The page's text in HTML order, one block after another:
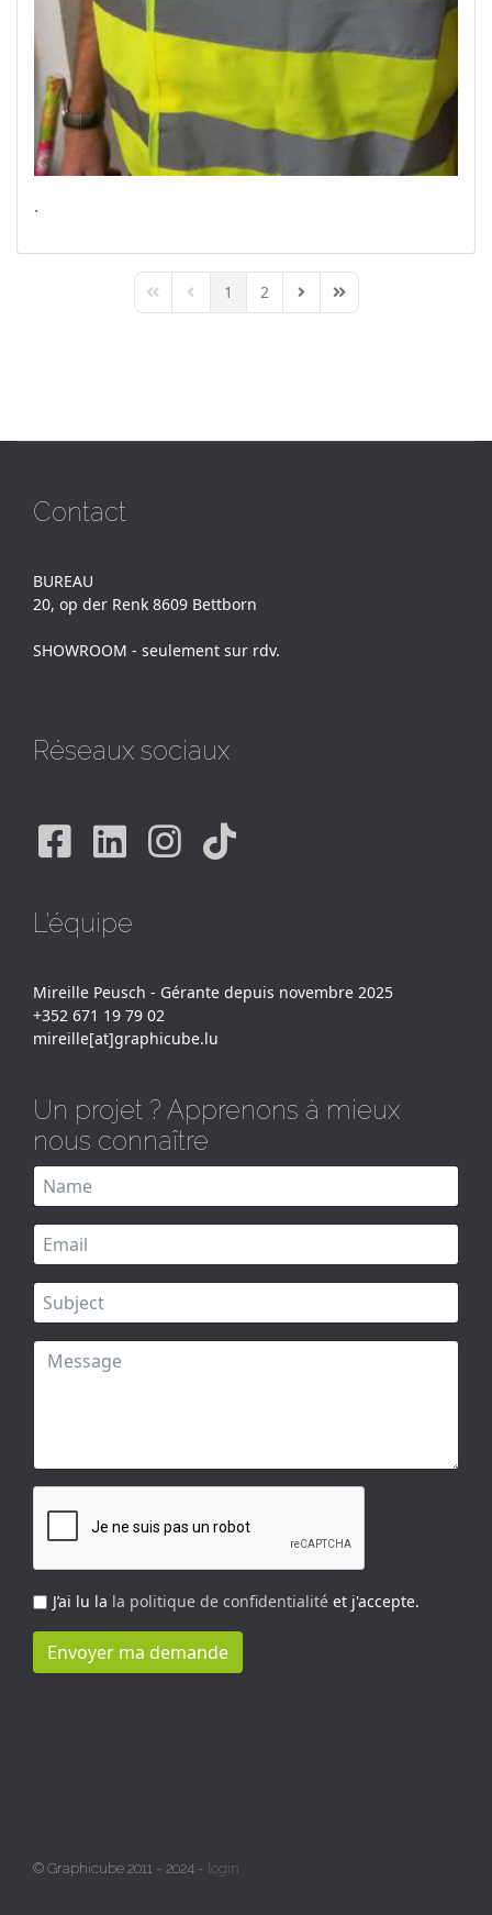
.
First PagePrevious Page
1 2 Next PageLast Page
Contact
BUREAU
20, op der Renk 8609 Bettborn
SHOWROOM - seulement sur rdv.
Réseaux sociaux
Facebook
Linkedin
Instagram
Tiktok
L'équipe
Mireille Peusch - Gérante depuis novembre 2025
+352 671 19 79 02
mireille[at]graphicube.lu
Un projet ? Apprenons à mieux
nous connaître
J’ai lu la la politique de confidentialité et j'accepte.
Envoyer ma demande
© Graphicube 2011 - 2024 - login